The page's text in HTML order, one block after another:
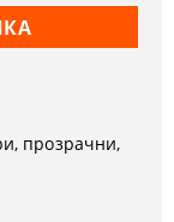
прозрачни,